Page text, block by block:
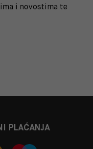
i novostima te
PLAĆANJA